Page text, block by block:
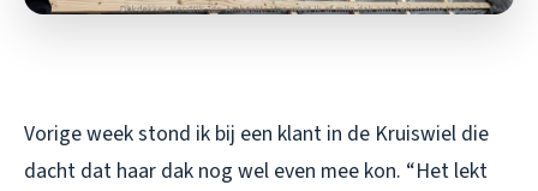
Vorige week stond ik bij een klant in de Kruiswiel die
dacht dat haar dak nog wel even mee kon. “Het lekt